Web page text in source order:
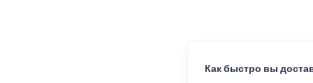
Как быстро вы